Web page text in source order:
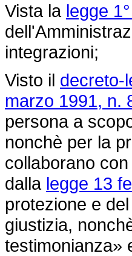
Vista la legge
integrazioni;
Visto il decreto-
marzo 1991, n.
persona a
nonchè per la
collaborano
dalla legge 13
protezione e
giustizia,
testimonianza»